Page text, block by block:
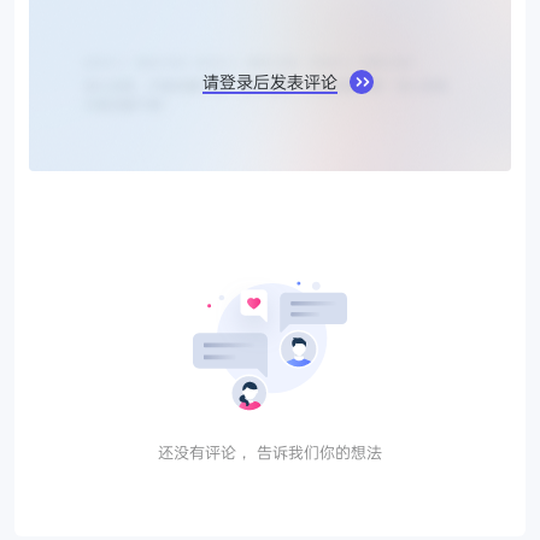
请登录后发表评论
还没有评论， 告诉我们你的想法